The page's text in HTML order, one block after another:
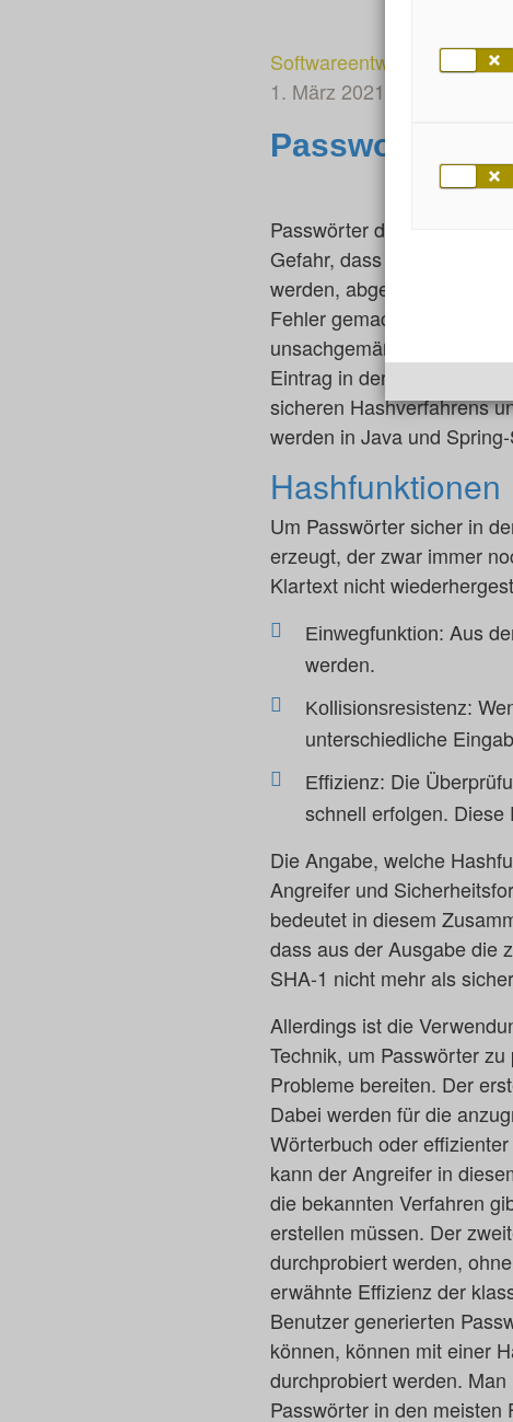
Softwareentwicklung
1. März 2021
von
Passwörter dürfen nicht
Gefahr, dass der Inhalt
werden, abgegriffen
Fehler gemacht, so dass
unsachgemäße
Eintrag in der Reihe der
sicheren Hashverfahrens
werden in Java und
Hashfunktionen
Um Passwörter sicher in
erzeugt, der zwar immer
Klartext nicht
Einwegfunktion: Aus
werden.
Kollisionsresistenz:
unterschiedliche
Effizienz: Die
schnell erfolgen.
Die Angabe, welche
Angreifer und
bedeutet in diesem
dass aus der Ausgabe die
SHA-1 nicht mehr als
Allerdings ist die
Technik, um Passwörter
Probleme bereiten. Der
Dabei werden für die
Wörterbuch oder
kann der Angreifer in
die bekannten Verfahren
erstellen müssen. Der
durchprobiert werden,
erwähnte Effizienz der
Benutzer generierten
können, können mit einer
durchprobiert werden.
Passwörter in den